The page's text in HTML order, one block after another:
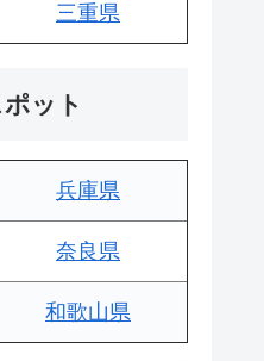
三重県
ット
兵庫県
奈良県
和歌山県